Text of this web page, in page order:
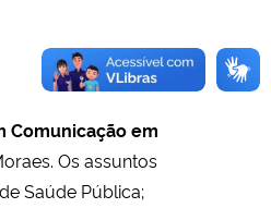
Comunicação em
Os assuntos
Saúde Pública;